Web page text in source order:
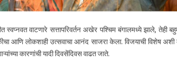
वाटणारे सत्तापरिवर्तन अखेर पश्चिम बंगालमध्ये झाले, तेही
आणि लोकशाही उत्सवाचा आनंद साजरा केला. विजयाची विशेष
कारणांची यादी दिवसेंदिवस वाढत जाते.